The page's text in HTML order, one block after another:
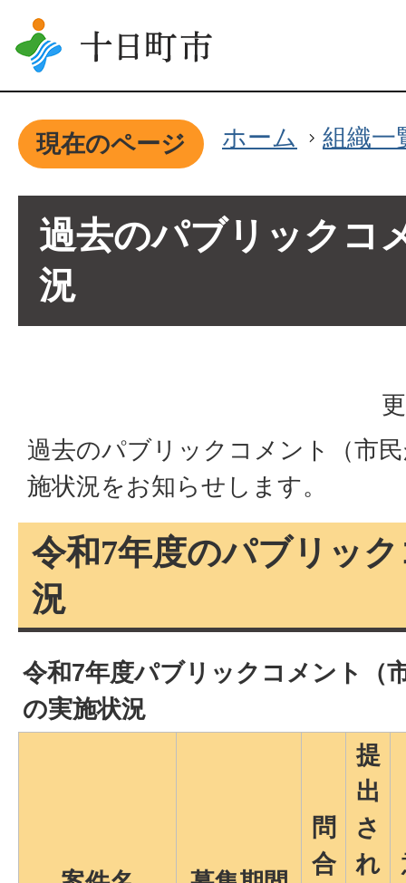
現在のページ ホーム 組織一
過去のパブリックコ
況
過去のパブリックコメント（市
施状況をお知らせします。
令和7年度のパブリッ
況
令和7年度パブリックコメント（
の実施状況
問
合
提
出
さ
れ